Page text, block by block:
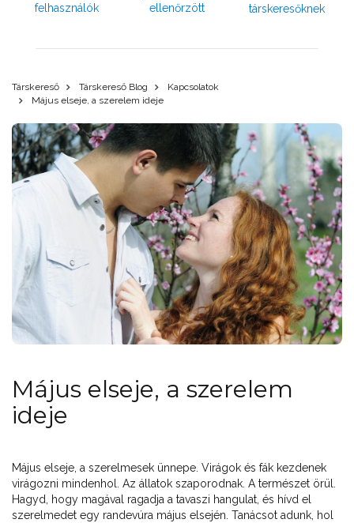
felhasználók
ellenőrzött
társkeresőknek
Társkereső Társkereső Blog
Kapcsolatok
Május elseje, a szerelem ideje
Május elseje, a szerelem
ideje
Május elseje, a szerelmesek ünnepe. Virágok és fák kezdenek
virágozni mindenhol. Az állatok szaporodnak. A természet örül.
Hagyd, hogy magával ragadja a tavaszi hangulat, és hívd el
szerelmedet egy randevúra május elsején. Tanácsot adunk, hol